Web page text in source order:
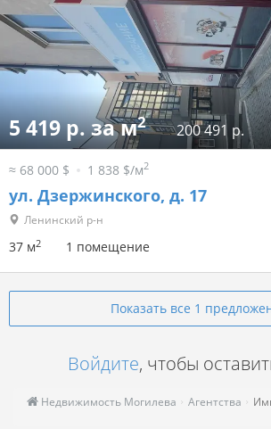
5 419 р. за м2 200 491 р.
≈ 68 000 $ 1 838 $/м2
ул. Дзержинского, д. 17
Ленинский р-н
37 м2 1 помещение
Показать все 1
Войдите, чтобы
Недвижимость Могилева Агентства